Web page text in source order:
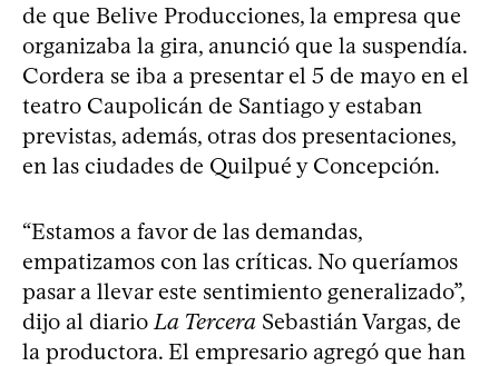
de que Belive Producciones, la empresa que
organizaba la gira, anunció que la suspendía.
Cordera se iba a presentar el 5 de mayo en el
teatro Caupolicán de Santiago y estaban
previstas, además, otras dos presentaciones,
en las ciudades de Quilpué y Concepción.
“Estamos a favor de las demandas,
empatizamos con las críticas. No queríamos
pasar a llevar este sentimiento generalizado”,
dijo al diario La Tercera Sebastián Vargas, de
la productora. El empresario agregó que han